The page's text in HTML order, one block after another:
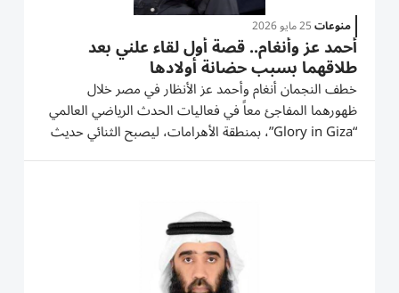
منوعات25 مايو 2026
أحمد عز وأنغام.. قصة أول لقاء علني بعد
طلاقهما بسبب حضانة أولادها
خطف النجمان أنغام وأحمد عز الأنظار في مصر خلال
ظهورهما المفاجئ معاً في فعاليات الحدث الرياضي العالمي
“Glory in Giza”، بمنطقة الأهرامات، ليصبح الثنائي حديث
مواقع التواصل الاجتماعي خلال الساعات الأخيرة. وجاء اللقاء